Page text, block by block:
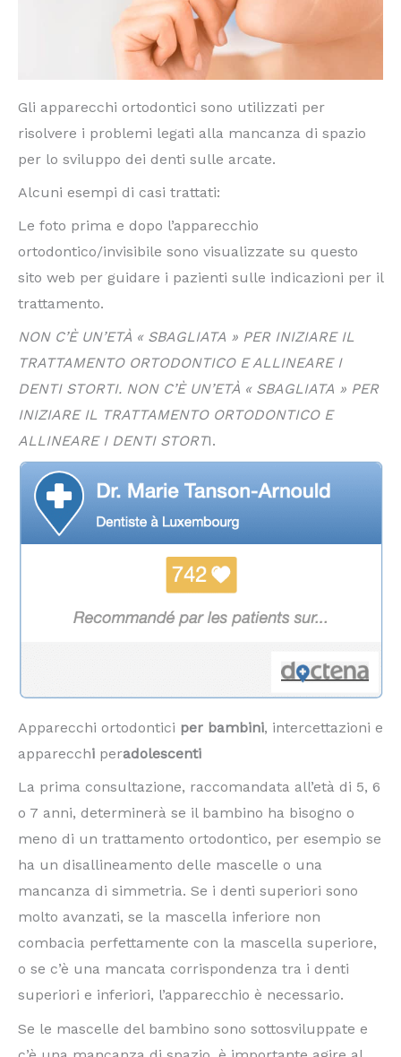
Gli apparecchi ortodontici sono utilizzati per
risolvere i problemi legati alla mancanza di spazio
per lo sviluppo dei denti sulle arcate.
Alcuni esempi di casi trattati:
Le foto prima e dopo l’apparecchio
ortodontico/invisibile sono visualizzate su questo
sito web per guidare i pazienti sulle indicazioni per il
trattamento.
NON C’È UN’ETÀ « SBAGLIATA » PER INIZIARE IL
TRATTAMENTO ORTODONTICO E ALLINEARE I
DENTI STORTI. NON C’È UN’ETÀ « SBAGLIATA » PER
INIZIARE IL TRATTAMENTO ORTODONTICO E
ALLINEARE I DENTI STORTI.
Apparecchi ortodontici per bambini, intercettazioni e
apparecchi peradolescenti
La prima consultazione, raccomandata all’età di 5, 6
o 7 anni, determinerà se il bambino ha bisogno o
meno di un trattamento ortodontico, per esempio se
ha un disallineamento delle mascelle o una
mancanza di simmetria. Se i denti superiori sono
molto avanzati, se la mascella inferiore non
combacia perfettamente con la mascella superiore,
o se c’è una mancata corrispondenza tra i denti
superiori e inferiori, l’apparecchio è necessario.
Se le mascelle del bambino sono sottosviluppate e